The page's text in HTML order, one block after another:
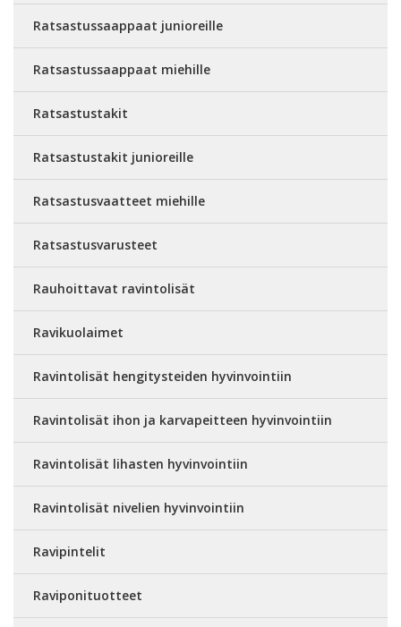
Ratsastussaappaat junioreille
Ratsastussaappaat miehille
Ratsastustakit
Ratsastustakit junioreille
Ratsastusvaatteet miehille
Ratsastusvarusteet
Rauhoittavat ravintolisät
Ravikuolaimet
Ravintolisät hengitysteiden hyvinvointiin
Ravintolisät ihon ja karvapeitteen hyvinvointiin
Ravintolisät lihasten hyvinvointiin
Ravintolisät nivelien hyvinvointiin
Ravipintelit
Raviponituotteet